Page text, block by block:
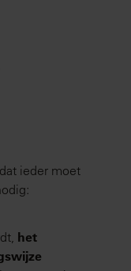
ieder moet
het